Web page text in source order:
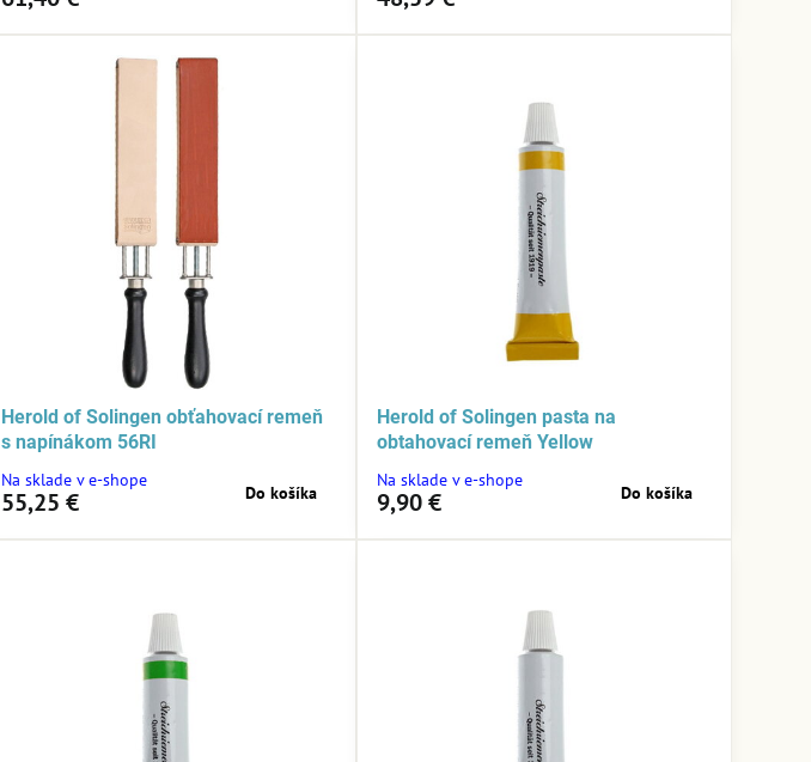
Herold of Solingen obťahovací remeň
s napínákom 56RI
Na sklade v e-shope
55,25 € Do košíka
Herold of Solingen pasta na
obtahovací remeň Yellow
Na sklade v e-shope
9,90 € Do košíka